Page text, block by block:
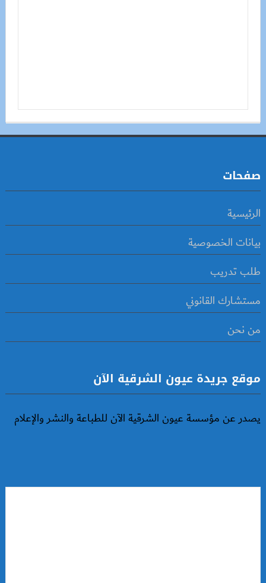
صفحات
الرئيسية
بيانات الخصوصية
طلب تدريب
مستشارك القانوني
من نحن
موقع جريدة عيون الشرقية الآن
يصدر عن مؤسسة عيون الشرقية الآن للطباعة والنشر والإعلام